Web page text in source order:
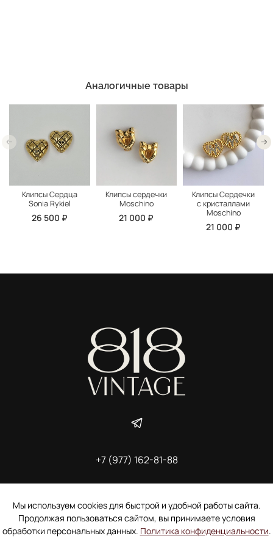
Аналогичные товары
Клипсы Сердца
Sonia Rykiel
26 500 ₽
Клипсы сердечки
Moschino
21 000 ₽
Клипсы Сердечки
с кристаллами
Moschino
21 000 ₽
+7 (977) 162-81-88
Пользовательское соглашение
Электронное согласие покупателя на рассылку
Согласие на обработку персональных данных
Мы используем cookies для быстрой и удобной работы сайта.
Продолжая пользоваться сайтом, вы принимаете условия
обработки персональных данных. Политика конфиденциальности.